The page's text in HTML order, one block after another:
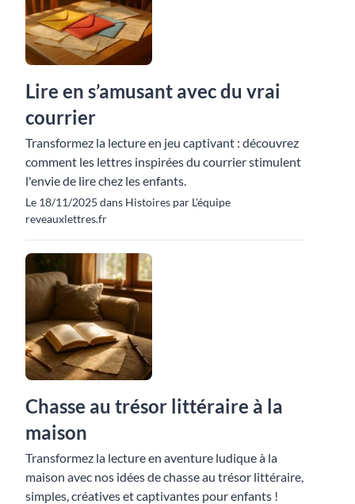
Lire en s’amusant avec du vrai
courrier
Transformez la lecture en jeu captivant : découvrez
comment les lettres inspirées du courrier stimulent
l'envie de lire chez les enfants.
Le 18/11/2025 dans Histoires par L'équipe
reveauxlettres.fr
Chasse au trésor littéraire à la
maison
Transformez la lecture en aventure ludique à la
maison avec nos idées de chasse au trésor littéraire,
simples, créatives et captivantes pour enfants !